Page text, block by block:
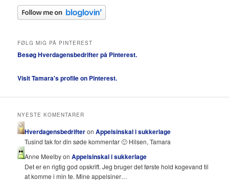
FØLG MIG PÅ PINTEREST
Besøg Hverdagensbedrifter på Pinterest.
Visit Tamara's profile on Pinterest.
NYESTE KOMENTARER
HverdagensbedrifteronAppelsinskal i sukkerlage
Tusind tak for din søde kommentar 🙂 Hilsen, Tamara
Anne Meelby onAppelsinskal i sukkerlage
Det er en rigtig god opskrift. Jeg bruger det første hold kogevand til
at komme i min te. Mine appelsiner…